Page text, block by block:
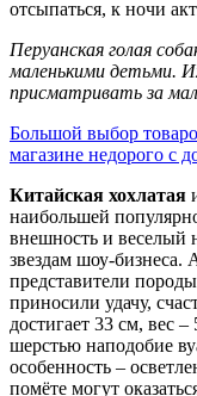
отсыпаться, к ночи
Перуанская голая
маленькими детьми.
присматривать за
Большой выбор
магазине недорого с
Китайская хохлатая
наибольшей
внешность и веселый
звездам шоу-бизнеса.
представители
приносили удачу,
достигает 33 см, вес
шерстью наподобие
особенность –
помёте могут